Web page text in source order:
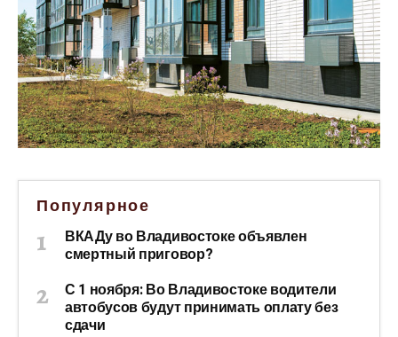
Популярное
ВКАДу во Владивостоке объявлен
смертный приговор?
С 1 ноября: Во Владивостоке водители
автобусов будут принимать оплату без
сдачи